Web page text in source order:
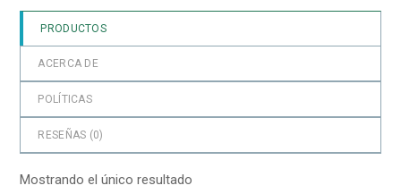
PRODUCTOS
ACERCA DE
POLÍTICAS
RESEÑAS (0)
Mostrando el único resultado